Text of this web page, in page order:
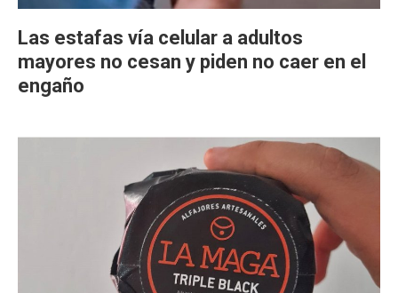
Las estafas vía celular a adultos
mayores no cesan y piden no caer en el
engaño